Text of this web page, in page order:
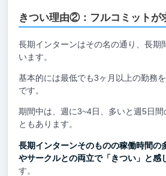
きつい理由②：フルコミットが
長期インターンはその名の通り、長期
います。
基本的には最低でも3ヶ月以上の勤務
です。
期間中は、週に3~4日、多いと週5日間
ともあります。
長期インターンそのものの稼働時間の
やサークルとの両立で「きつい」と感
す。